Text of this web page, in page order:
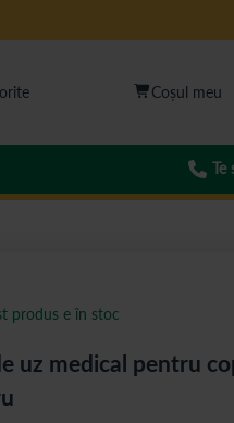
Te
uz medical pentru
produs e în stoc